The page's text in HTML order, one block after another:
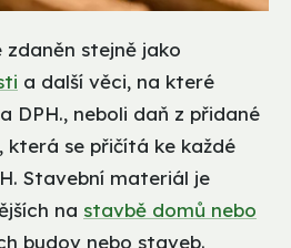
stejně jako
a další věci, na které
DPH., neboli daň z přidané
která se přičítá ke každé
Stavební materiál je
na stavbě domů nebo
budov nebo staveb.